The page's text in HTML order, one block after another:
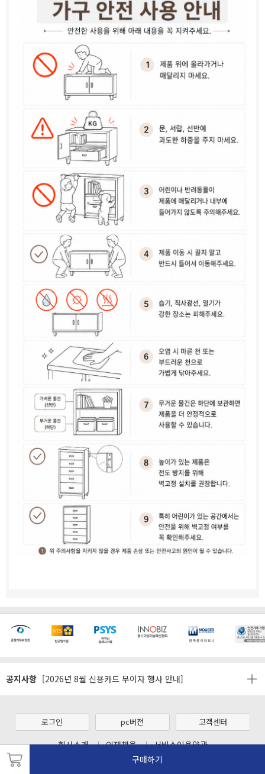
구매하기
공지사항
[마일리지 적립 및 사용 정책 개편 안내]
제31기 정기주주총회 소집통지서
[2026년 8월 신용카드 무이자 행사 안내]
제31기 정기주주총회 소집통지서
[마일리지 적립 및 사용 정책 개편 안내]
로그인 pc버전 고객센터
회사소개 인재채용
서비스이용약관
법적고지